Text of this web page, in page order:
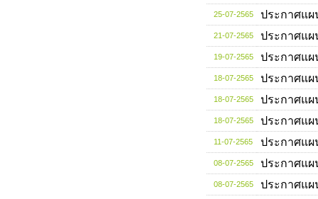
25-07-2565 ประกาศแผ
21-07-2565 ประกาศแผ
19-07-2565 ประกาศแผ
18-07-2565 ประกาศแผ
18-07-2565 ประกาศแผ
18-07-2565 ประกาศแผ
11-07-2565 ประกาศแผ
08-07-2565 ประกาศแผ
08-07-2565 ประกาศแผ